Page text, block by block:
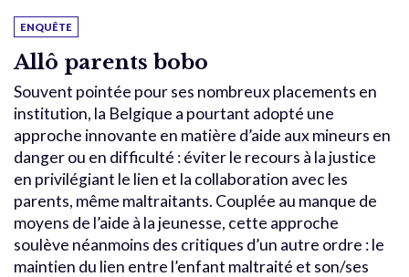
ENQUÊTE
Allô parents bobo
Souvent pointée pour ses nombreux placements en
institution, la Belgique a pourtant adopté une
approche innovante en matière d’aide aux mineurs en
danger ou en difficulté : éviter le recours à la justice
en privilégiant le lien et la collaboration avec les
parents, même maltraitants. Couplée au manque de
moyens de l’aide à la jeunesse, cette approche
soulève néanmoins des critiques d’un autre ordre : le
maintien du lien entre l’enfant maltraité et son/ses